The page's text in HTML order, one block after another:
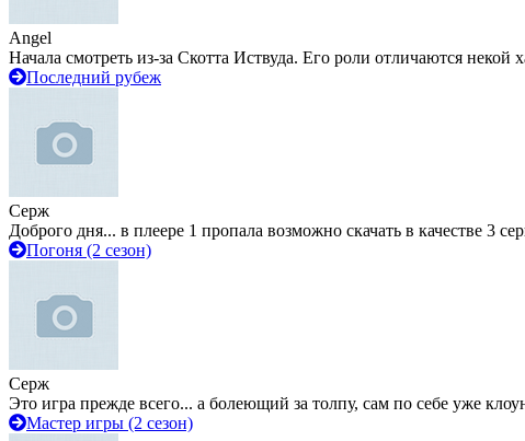
Angel
Начала смотреть из-за Скотта Иствуда. Его роли отличаются некой
Последний рубеж
Серж
Доброго дня... в плеере 1 пропала возможно скачать в качестве 3
Погоня (2 сезон)
Серж
Это игра прежде всего... а болеющий за толпу, сам по себе уже
Мастер игры (2 сезон)